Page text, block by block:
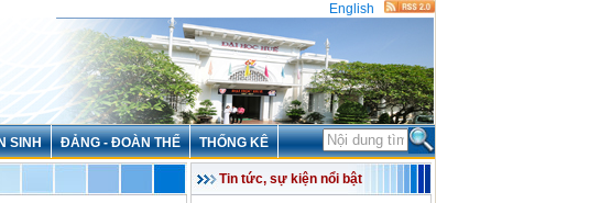
English
SINH ĐẢNG - ĐOÀN THỂ THỐNG KÊ
Tin tức, sự kiện nổi bật